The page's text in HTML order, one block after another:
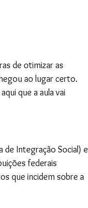
de otimizar as
ao lugar certo.
que a aula vai
Integração Social) e
federais
que incidem sobre a